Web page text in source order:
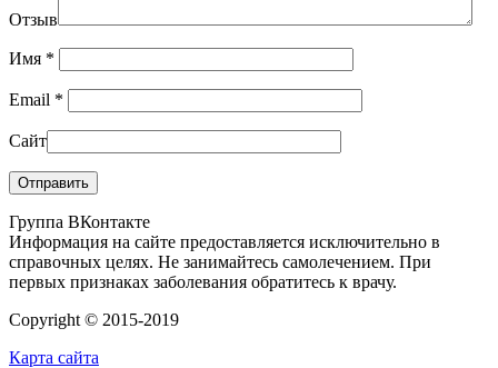
Отзыв
Имя *
Email *
Сайт
Группа ВКонтакте
Информация на сайте предоставляется исключительно в
справочных целях. Не занимайтесь самолечением. При
первых признаках заболевания обратитесь к врачу.
Copyright © 2015-2019
Карта сайта